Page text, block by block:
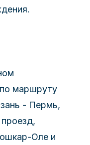
маршруту
- Пермь,
Оле и